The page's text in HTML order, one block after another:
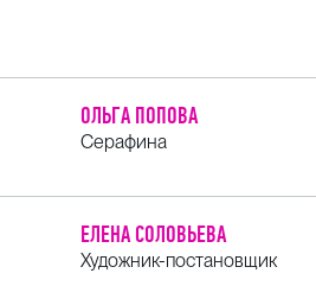
ОЛЬГА ПОПОВА
Серафина
ЕЛЕНА СОЛОВЬЕВА
Художник-постановщик